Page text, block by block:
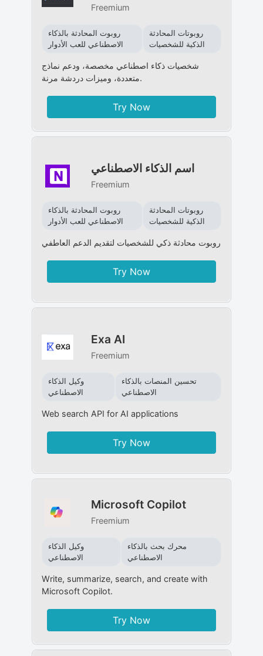
Freemium
روبوت المحادثة بالذكاء
الاصطناعي للعب الأدوار
روبوتات المحادثة
الذكية للشخصيات
شخصيات ذكاء اصطناعي مخصصة، ودعم نماذج
متعددة، وميزات دردشة مرنة.
Try Now
اسم الذكاء الاصطناعي
Freemium
روبوت المحادثة بالذكاء
الاصطناعي للعب الأدوار
روبوتات المحادثة
الذكية للشخصيات
روبوت محادثة ذكي للشخصيات لتقديم الدعم العاطفي
Try Now
Exa AI
Freemium
وكيل الذكاء
الاصطناعي
تحسين المنصات بالذكاء
الاصطناعي
Web search API for AI applications
Try Now
Microsoft Copilot
Freemium
وكيل الذكاء
الاصطناعي
محرك بحث بالذكاء
الاصطناعي
Write, summarize, search, and create with
Microsoft Copilot.
Try Now